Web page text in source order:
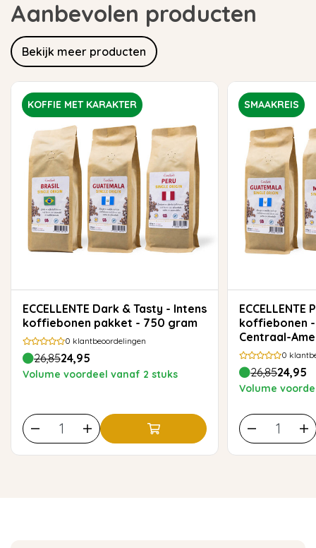
Aanbevolen producten
Bekijk meer producten
KOFFIE MET KARAKTER
ECCELLENTE Dark & Tasty - Intens
koffiebonen pakket - 750 gram
0 klantbeoordelingen
26,8524,95
Volume voordeel vanaf 2 stuks
SMAAKREIS
ECCELLENTE Proefpakket
koffiebonen
Centraal-
0
26,8524,95
Volume